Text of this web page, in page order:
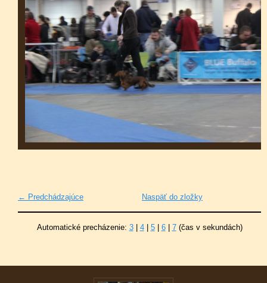
← Predchádzajúce Naspäť do zložky
Automatické precházenie: 3| 4| 5| 6| 7(čas v sekundách)